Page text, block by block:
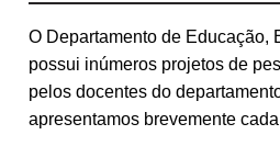
O Departamento de Educação,
possui inúmeros projetos de
pelos docentes do
apresentamos brevemente